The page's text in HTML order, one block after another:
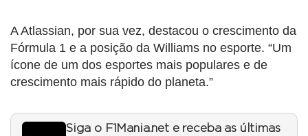
A Atlassian, por sua vez, destacou o crescimento da
Fórmula 1 e a posição da Williams no esporte. “Um
ícone de um dos esportes mais populares e de
crescimento mais rápido do planeta.”
Siga o F1Mania.net e receba as últimas